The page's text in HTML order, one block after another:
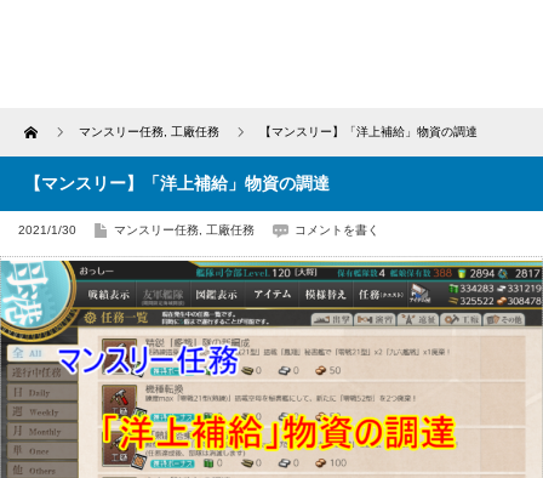
Home マンスリー任務 工廠任務 【マンスリー】「洋上補給」物資の調達
【マンスリー】「洋上補給」物資の調達
2021/1/30 マンスリー任務 工廠任務 コメントを書く